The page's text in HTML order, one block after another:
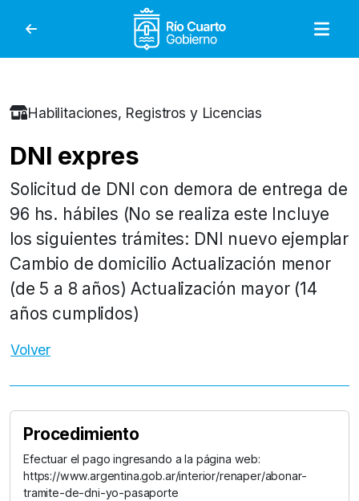
Gobierno de Río
Habilitaciones, Registros y Licencias
DNI expres
Solicitud de DNI con demora de entrega de
96 hs. hábiles (No se realiza este Incluye
los siguientes trámites: DNI nuevo ejemplar
Cambio de domicilio Actualización menor
(de 5 a 8 años) Actualización mayor (14
años cumplidos)
Volver
Procedimiento
Efectuar el pago ingresando a la página web:
https://www.argentina.gob.ar/interior/renaper/abonar-
tramite-de-dni-yo-pasaporte